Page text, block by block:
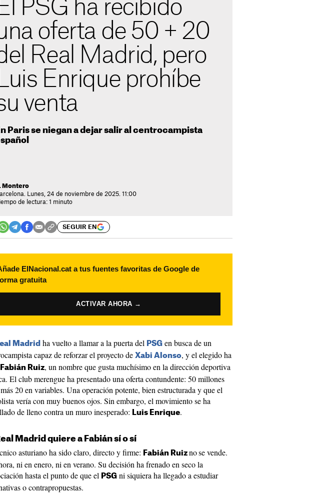
PSG ha recibido
oferta de 50 + 20
Real Madrid, pero
Enrique prohíbe
venta
Paris se niegan a dejar salir al centrocampista
Montero
Lunes, 24 de noviembre de 2025. 11:00
de lectura: 1 minuto
SEGUIR EN
ElNacional.cat a tus fuentes favoritas de Google de
gratuita
ACTIVAR AHORA →
Madrid ha vuelto a llamar a la puerta del PSG en busca de un
capaz de reforzar el proyecto de Xabi Alonso, y el elegido ha
Fabián Ruiz, un nombre que gusta muchísimo en la dirección deportiva
El club merengue ha presentado una oferta contundente: 50 millones
20 en variables. Una operación potente, bien estructurada y que el
vería con muy buenos ojos. Sin embargo, el movimiento se ha
de lleno contra un muro inesperado: Luis Enrique.
Madrid quiere a Fabián sí o sí
asturiano ha sido claro, directo y firme: Fabián Ruiz nose vende.
ni en enero, ni en verano. Su decisión ha frenado en seco la
hasta el punto de que el
PSG ni siquiera ha llegado a estudiar
o contrapropuestas.